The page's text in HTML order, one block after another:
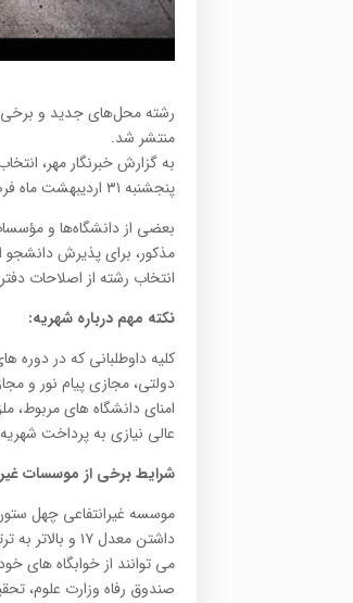
منتشر شد.
پنجشنبه ۳۱ اردیبهشت ماه فرصت دارند نسبت به انتخاب رشته محل اقدام کنند.
مذكور، برای پذیرش دانشجو
انتخاب رشته از اصلاحات
نکته مهم درباره شهریه:
كلیه داوطلبانی كه در دوره
دولتی، مجازی پیام نور و
امنای دانشگاه های مربوط،
عالی نیازی به پرداخت
شرایط برخی از موسسات
موسسه غیرانتفاعی چهل
می توانند از خوابگاه های
صندوق رفاه وزارت علوم،